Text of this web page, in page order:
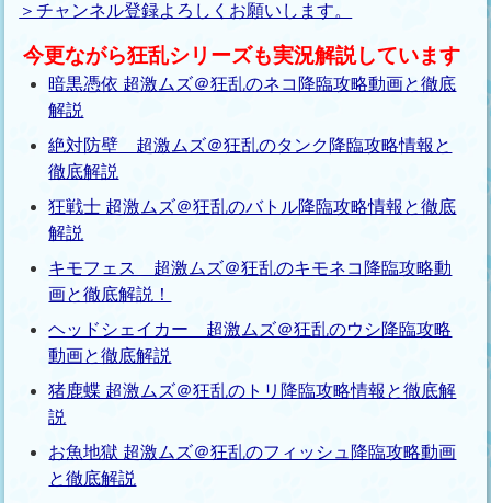
＞チャンネル登録よろしくお願いします。
今更ながら狂乱シリーズも実況解説しています
暗黒憑依 超激ムズ＠狂乱のネコ降臨攻略動画と徹底
解説
絶対防壁 超激ムズ＠狂乱のタンク降臨攻略情報と
徹底解説
狂戦士 超激ムズ＠狂乱のバトル降臨攻略情報と徹底
解説
キモフェス 超激ムズ＠狂乱のキモネコ降臨攻略動
画と徹底解説！
ヘッドシェイカー 超激ムズ＠狂乱のウシ降臨攻略
動画と徹底解説
猪鹿蝶 超激ムズ＠狂乱のトリ降臨攻略情報と徹底解
説
お魚地獄 超激ムズ＠狂乱のフィッシュ降臨攻略動画
と徹底解説